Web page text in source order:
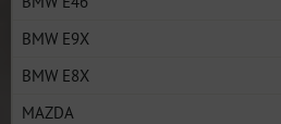
BMW E9X
BMW E8X
MAZDA